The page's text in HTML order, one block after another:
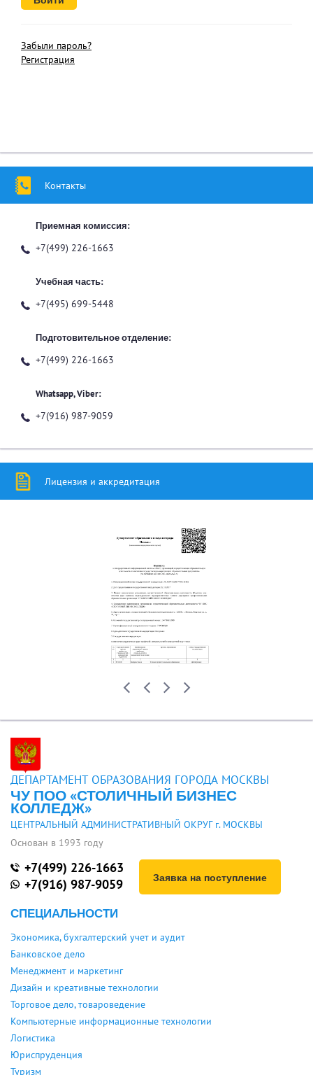
Забыли пароль?
Регистрация
Контакты
Приемная комиссия:
+7(499) 226-1663
Учебная часть:
+7(495) 699-5448
Подготовительное отделение:
+7(499) 226-1663
Whatsapp, Viber:
+7(916) 987-9059
Лицензия и аккредитация
ДЕПАРТАМЕНТ ОБРАЗОВАНИЯ ГОРОДА МОСКВЫ
ЧУ ПОО «СТОЛИЧНЫЙ БИЗНЕС
КОЛЛЕДЖ»
ЦЕНТРАЛЬНЫЙ АДМИНИСТРАТИВНЫЙ ОКРУГ г. МОСКВЫ
Основан в 1993 году
+7(499) 226-1663
+7(916) 987-9059
Заявка на поступление
СПЕЦИАЛЬНОСТИ
Экономика, бухгалтерский учет и аудит
Банковское дело
Менеджмент и маркетинг
Дизайн и креативные технологии
Торговое дело, товароведение
Компьютерные информационные технологии
Логистика
Юриспруденция
Туризм